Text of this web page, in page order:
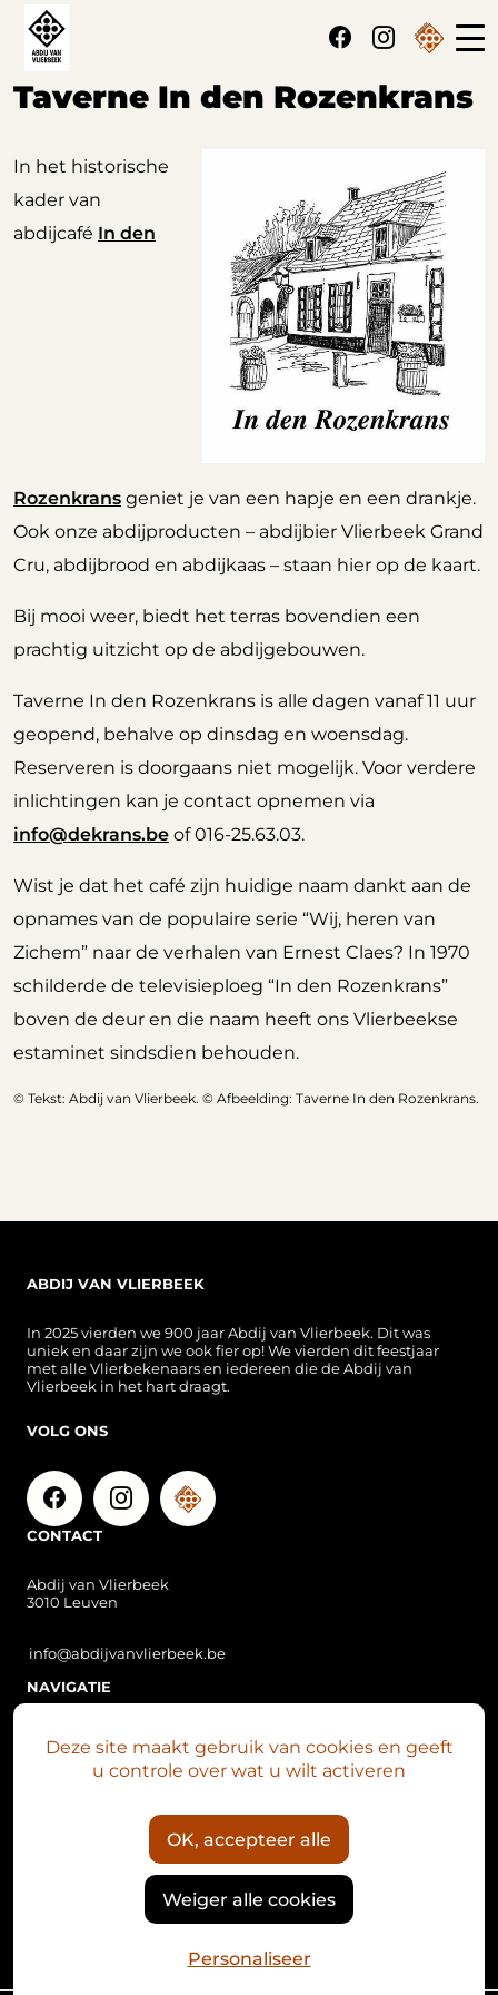
Taverne In den Rozenkrans
In het historische
kader van
abdijcafé In den
Rozenkransgeniet je van een hapje en een drankje.
Ook onze abdijproducten – abdijbier Vlierbeek Grand
Cru, abdijbrood en abdijkaas – staan hier op de kaart.
Bij mooi weer, biedt het terras bovendien een
prachtig uitzicht op de abdijgebouwen.
Taverne In den Rozenkrans is alle dagen vanaf 11 uur
geopend, behalve op dinsdag en woensdag.
Reserveren is doorgaans niet mogelijk. Voor verdere
inlichtingen kan je contact opnemen via
info@dekrans.beof 016-25.63.03.
Wist je dat het café zijn huidige naam dankt aan de
opnames van de populaire serie “Wij, heren van
Zichem” naar de verhalen van Ernest Claes? In 1970
schilderde de televisieploeg “In den Rozenkrans”
boven de deur en die naam heeft ons Vlierbeekse
estaminet sindsdien behouden.
© Tekst: Abdij van Vlierbeek. © Afbeelding: Taverne In den Rozenkrans.
ABDIJ VAN VLIERBEEK
In 2025 vierden we 900 jaar Abdij van Vlierbeek. Dit was
uniek en daar zijn we ook fier op! We vierden dit feestjaar
met alle Vlierbekenaars en iedereen die de Abdij van
Vlierbeek in het hart draagt.
VOLG ONS
CONTACT
Abdij van Vlierbeek
3010 Leuven
info@abdijvanvlierbeek.be
NAVIGATIE
Vlierbeek nu
Het Mariaklokkenspel
Cookies beheer paneel
Deze site maakt gebruik van cookies en geeft
u controle over wat u wilt activeren
OK, accepteer alle
Weiger alle cookies
Personaliseer